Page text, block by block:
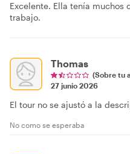
Excelente. Ella tenía muchos
trabajo.
Thomas
(Sobre tu
27 junio 2026
El tour no se ajustó a la
No como se esperaba